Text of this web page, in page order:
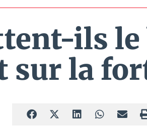
ils le
sur la